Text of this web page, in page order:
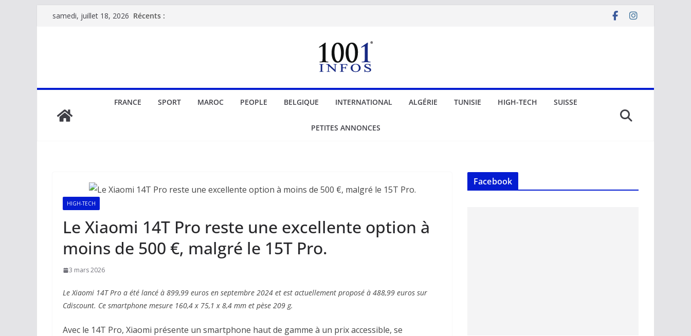
Passersamedi, juillet 18, 2026 Récents :
FRANCE SPORT MAROC PEOPLE BELGIQUE INTERNATIONAL ALGÉRIE TUNISIE HIGH-TECH SUISSE
PETITES ANNONCES
HIGH-TECH
Le Xiaomi 14T Pro reste une excellente option à
moins de 500 €, malgré le 15T Pro.
3 mars 2026
Le Xiaomi 14T Pro a été lancé à 899,99 euros en septembre 2024 et est actuellement proposé à 488,99 euros sur
Cdiscount. Ce smartphone mesure 160,4 x 75,1 x 8,4 mm et pèse 209 g.
Avec le 14T Pro, Xiaomi présente un smartphone haut de gamme à un prix accessible, se
Facebook